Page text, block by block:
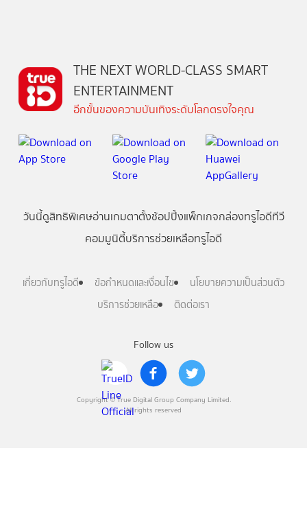
Follow us
Copyright © True Digital Group Company Limited.
All rights reserved
THE NEXT WORLD-CLASS SMART
ENTERTAINMENT
อีกขั้นของความบันเทิงระดับโลกตรงใจคุณ
วันนี้ดูสิทธิพิเศษอ่านเกมตาตั้งช้อปปิ้งแพ็กเกจกล่องทรูไอดีทีวี
คอมมูนิตี้บริการช่วยเหลือทรูไอดี
เกี่ยวกับทรูไอดี ข้อกำหนดและเงื่อนไข
นโยบายความเป็นส่วนตัว
บริการช่วยเหลือ
ติดต่อเรา